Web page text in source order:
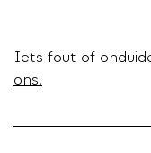
Iets fout of
ons.